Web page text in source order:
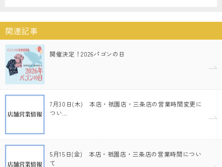
関連記事
開催決定！2026パゴンの日
7月30日(木) 本店・祇園店・三条店の営業時間変更に
つい…
5月15日(金) 本店・祇園店・三条店の営業時間につい
て